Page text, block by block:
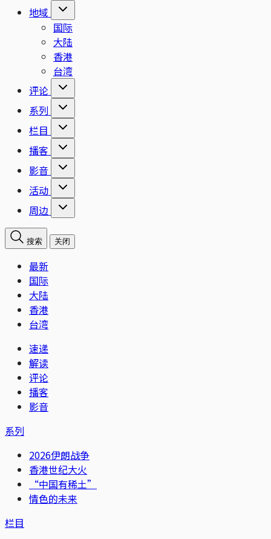
地域
国际
大陆
香港
台湾
评论
系列
栏目
播客
影音
活动
周边
搜索 关闭
最新
国际
大陆
香港
台湾
速递
解读
评论
播客
影音
系列
2026伊朗战争
香港世纪大火
“中国有稀土”
情色的未来
栏目